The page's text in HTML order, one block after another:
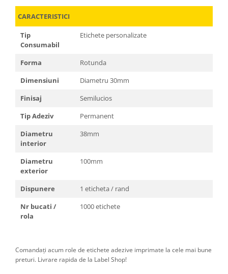
CARACTERISTICI
Tip
Consumabil
Etichete personalizate
Forma
Rotunda
Dimensiuni
Diametru 30mm
Finisaj
Semilucios
Tip Adeziv
Permanent
Diametru
interior
38mm
Diametru
exterior
100mm
Dispunere
1 eticheta / rand
Nr bucati /
rola
1000 etichete
Comandați acum role de etichete adezive imprimate la cele mai bune
preturi. Livrare rapida de la Label Shop!